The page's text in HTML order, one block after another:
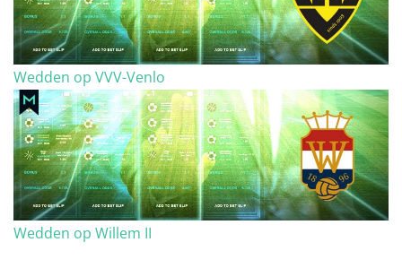
Wedden op VVV-Venlo
Wedden op Willem II